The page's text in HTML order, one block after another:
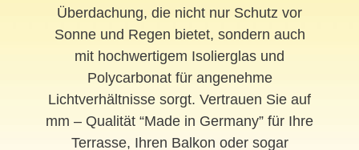
Überdachung, die nicht nur Schutz vor
Sonne und Regen bietet, sondern auch
mit hochwertigem Isolierglas und
Polycarbonat für angenehme
Lichtverhältnisse sorgt. Vertrauen Sie auf
mm – Qualität “Made in Germany” für Ihre
Terrasse, Ihren Balkon oder sogar